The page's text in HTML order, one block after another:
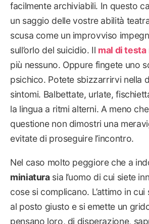
facilmente archiviabili. In questo
un saggio delle vostre abilità
scusa come un improvviso
sull’orlo del suicidio. Il mal di testa
più nessuno. Oppure fingete uno
psichico. Potete sbizzarrirvi nella
sintomi. Balbettate, urlate,
la lingua a ritmi alterni. A meno che
questione non dimostri una
evitate di proseguire l’incontro.
Nel caso molto peggiore che a
miniaturasia l’uomo di cui siete
cose si complicano. L’attimo in
al posto giusto e si emette un
pensano loro, di disperazione,